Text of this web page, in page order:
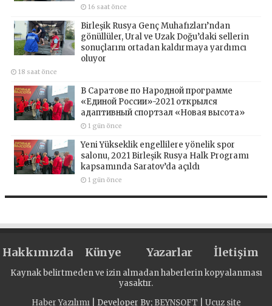
16 saat önce
Birleşik Rusya Genç Muhafızları’ndan
gönüllüler, Ural ve Uzak Doğu’daki sellerin
sonuçlarını ortadan kaldırmaya yardımcı
oluyor
18 saat önce
В Саратове по Народной программе
«Единой России»-2021 открылся
адаптивный спортзал «Новая высота»
1 gün önce
Yeni Yükseklik engellilere yönelik spor
salonu, 2021 Birleşik Rusya Halk Programı
kapsamında Saratov’da açıldı
1 gün önce
Hakkımızda Künye Yazarlar İletişim
Kaynak belirtmeden ve izin almadan haberlerin kopyalanması
yasaktır.
Haber Yazılımı| Developer By; BEYNSOFT Ucuz site